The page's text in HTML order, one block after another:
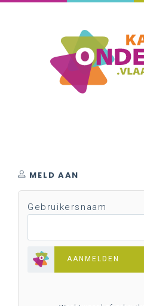
MELD AAN
Gebruikersnaam
AANMELDEN